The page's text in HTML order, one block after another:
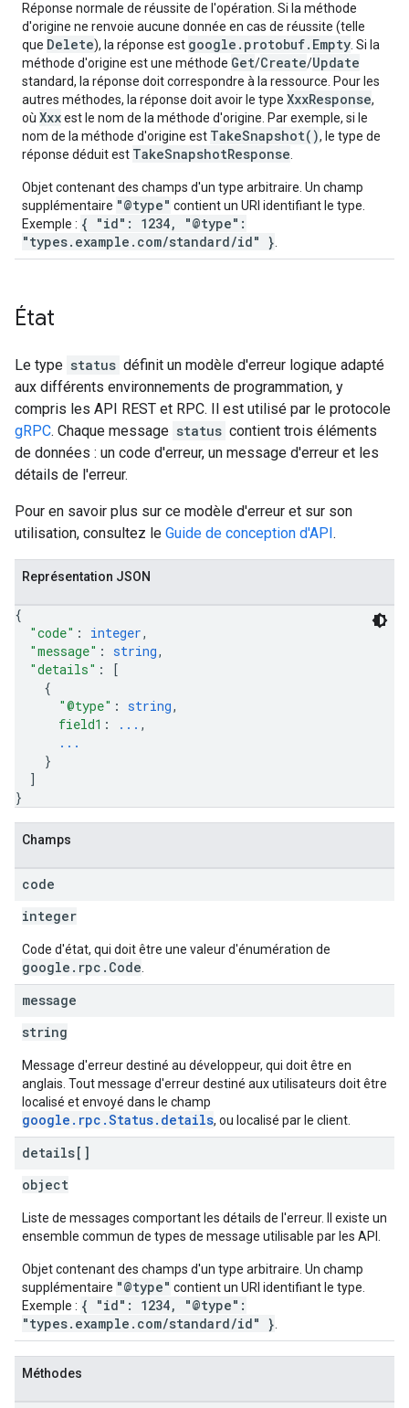
Réponse normale de réussite de l'opération. Si la méthode
d'origine ne renvoie aucune donnée en cas de réussite (telle
que Delete), la réponse est google.protobuf.Empty . Si la
méthode d'origine est une méthode Get/Create/Update
standard, la réponse doit correspondre à la ressource. Pour les
autres méthodes, la réponse doit avoir le type XxxResponse,
où Xxxest le nom de la méthode d'origine. Par exemple, si le
nom de la méthode d'origine est TakeSnapshot(), le type de
réponse déduit est TakeSnapshotResponse
Objet contenant des champs d'un type arbitraire. Un champ
supplémentaire "@type" contient un URI identifiant le type.
Exemple : { "id": 1234, "@type":
"types.example.com/standard/id" }
État
Le type status définit un modèle d'erreur logique adapté
aux différents environnements de programmation, y
compris les API REST et RPC. Il est utilisé par le protocole
gRPC. Chaque message status contient trois éléments
de données : un code d'erreur, un message d'erreur et les
détails de l'erreur.
Pour en savoir plus sur ce modèle d'erreur et sur son
utilisation, consultez le Guide de conception d'API.
Représentation JSON
{
"code" : integer,
"message" : string,
"details" :
[
{
"@type" : string,
field1 : ... ,
...
}
]
}
Champs
code
integer
Code d'état, qui doit être une valeur d'énumération de
google.rpc.Code
message
string
Message d'erreur destiné au développeur, qui doit être en
anglais. Tout message d'erreur destiné aux utilisateurs doit être
localisé et envoyé dans le champ
google.rpc.Status.details, ou localisé par le client.
details[]
object
Liste de messages comportant les détails de l'erreur. Il existe un
ensemble commun de types de message utilisable par les API.
Objet contenant des champs d'un type arbitraire. Un champ
supplémentaire "@type" contient un URI identifiant le type.
Exemple : { "id": 1234, "@type":
"types.example.com/standard/id" }
Méthodes